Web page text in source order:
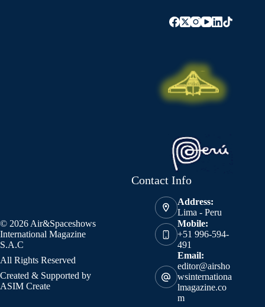
© 2026 Air&Spaceshows
International Magazine
S.A.C
All Rights Reserved
Created & Supported by
ASIM Create
Contact Info
Address:
Lima - Peru
Mobile:
+51 996-594-
491
Email:
editor@airsho
wsinternationa
lmagazine.co
m